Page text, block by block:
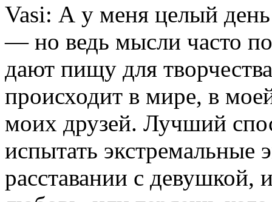
Vasi: А у меня целый
— но ведь мысли часто
дают пищу для
происходит в мире, в
моих друзей. Лучший
испытать
расставании с девушкой,